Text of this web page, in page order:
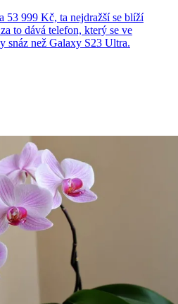
53 999 Kč, ta nejdražší se blíží
to dává telefon, který se ve
snáz než Galaxy S23 Ultra.